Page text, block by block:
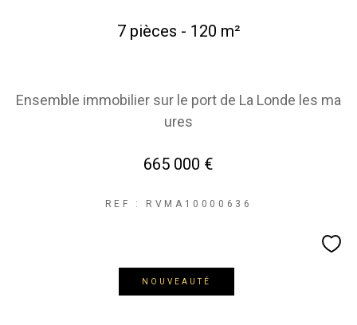
7 pièces - 120 m²
Ensemble immobilier sur le port de La Londe les ma
ures
665 000 €
REF : RVMA10000636
NOUVEAUTÉ